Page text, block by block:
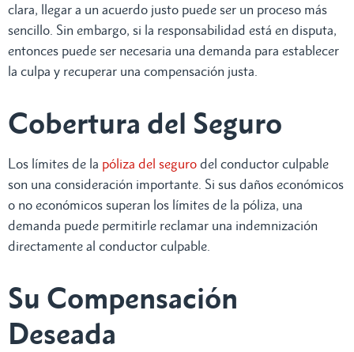
clara, llegar a un acuerdo justo puede ser un proceso más
sencillo. Sin embargo, si la responsabilidad está en disputa,
entonces puede ser necesaria una demanda para establecer
la culpa y recuperar una compensación justa.
Cobertura del Seguro
Los límites de la póliza del seguro del conductor culpable
son una consideración importante. Si sus daños económicos
o no económicos superan los límites de la póliza, una
demanda puede permitirle reclamar una indemnización
directamente al conductor culpable.
Su Compensación
Deseada